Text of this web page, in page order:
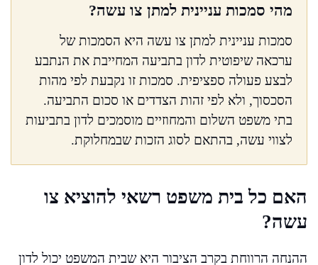
מהי סמכות עניינית למתן צו עשה?
סמכות עניינית למתן צו עשה היא הסמכות של
ערכאה שיפוטית לדון בתביעה המחייבת את הנתבע
לבצע פעולה ספציפית. סמכות זו נקבעת לפי מהות
הסכסוך, ולא לפי זהות הצדדים או סכום התביעה.
בתי משפט השלום והמחוזיים מוסמכים לדון בתביעות
לצווי עשה, בהתאם לסוג הזכות שבמחלוקת.
האם כל בית משפט רשאי להוציא צו
עשה?
ההנחה הרווחת בקרב הציבור היא שבית המשפט יכול לדון